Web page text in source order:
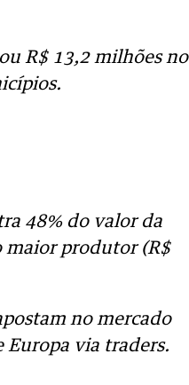
R$ 13,2 milhões no
48% do valor da
maior produtor (R$
no mercado
Europa via traders.